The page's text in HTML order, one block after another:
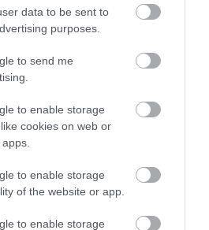
data to be sent to
purposes.
to send me
to enable storage
cookies on web or
to enable storage
of the website or app.
to enable storage